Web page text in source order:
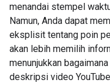
menandai stempel
Namun, Anda dapat
eksplisit tentang poin
akan lebih memilih
menunjukkan
deskripsi video